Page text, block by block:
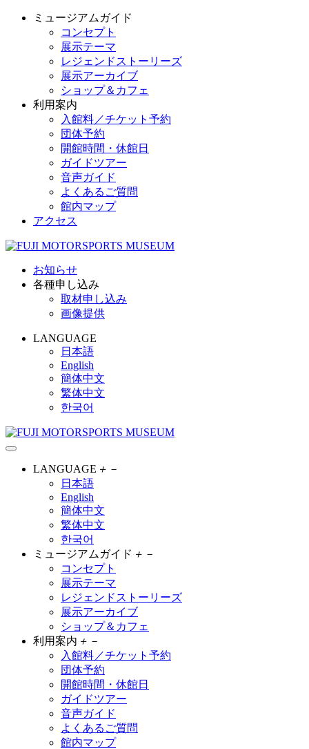
ミュージアムガイド
コンセプト
展示テーマ
レジェンドストーリーズ
展示アーカイブ
ショップ＆カフェ
利用案内
入館料／チケット予約
団体予約
開館時間・休館日
ガイドツアー
音声ガイド
よくあるご質問
館内マップ
アクセス
お知らせ
各種申し込み
取材申し込み
画像提供
LANGUAGE
日本語
English
簡体中文
繁体中文
한국어
LANGUAGE ＋ －
日本語
English
簡体中文
繁体中文
한국어
ミュージアムガイド ＋ －
コンセプト
展示テーマ
レジェンドストーリーズ
展示アーカイブ
ショップ＆カフェ
利用案内 ＋ －
入館料／チケット予約
団体予約
開館時間・休館日
ガイドツアー
音声ガイド
よくあるご質問
館内マップ